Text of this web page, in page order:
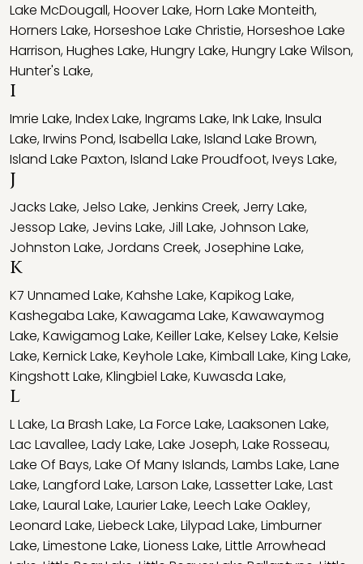
Lake McDougall,Hoover Lake,Horn Lake Monteith,
Horners Lake,Horseshoe Lake Christie,Horseshoe Lake
Harrison,Hughes Lake,Hungry Lake,Hungry Lake Wilson,
Hunter's Lake,
I
Imrie Lake,Index Lake,Ingrams Lake,Ink Lake,Insula
Lake,Irwins Pond,Isabella Lake,Island Lake Brown,
Island Lake Paxton,Island Lake Proudfoot,Iveys Lake,
J
Jacks Lake, Jelso Lake, Jenkins Creek, Jerry Lake,
Jessop Lake, Jevins Lake, Jill Lake, Johnson Lake,
Johnston Lake, Jordans Creek, Josephine Lake,
K
K7 Unnamed Lake,Kahshe Lake,Kapikog Lake,
Kashegaba Lake,Kawagama Lake,Kawawaymog
Lake,Kawigamog Lake,Keiller Lake,Kelsey Lake,Kelsie
Lake,Kernick Lake,Keyhole Lake,Kimball Lake,King Lake,
Kingshott Lake,Klingbiel Lake,Kuwasda Lake,
L
L Lake,La Brash Lake,La Force Lake,Laaksonen Lake,
Lac Lavallee,Lady Lake,Lake Joseph,Lake Rosseau,
Lake Of Bays,Lake Of Many Islands,Lambs Lake,Lane
Lake,Langford Lake,Larson Lake,Lassetter Lake,Last
Lake,Laural Lake,Laurier Lake,Leech Lake Oakley,
Leonard Lake,Liebeck Lake,Lilypad Lake,Limburner
Lake,Limestone Lake,Lioness Lake,Little Arrowhead